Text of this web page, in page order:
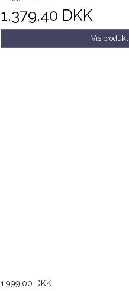
1.379,40 DKK
Vis produkt
1.999,00 DKK